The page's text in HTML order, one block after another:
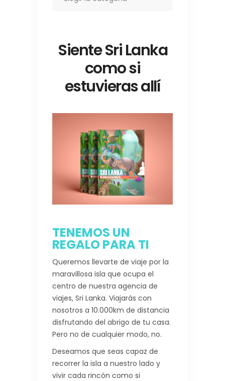
Siente Sri Lanka
como si
estuvieras allí
TENEMOS UN
REGALO PARA TI
Queremos llevarte de viaje por la
maravillosa isla que ocupa el
centro de nuestra agencia de
viajes, Sri Lanka. Viajarás con
nosotros a 10.000km de distancia
disfrutando del abrigo de tu casa.
Pero no de cualquier modo, no.
Deseamos que seas capaz de
recorrer la isla a nuestro lado y
vivir cada rincón como si